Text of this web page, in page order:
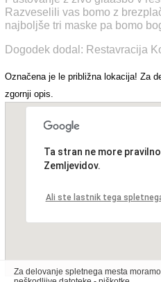
Razveselili vas bomo z
najboljše tri maske pa bomo
Dogodek dodal: Restavracija
Označena je le približna lokacija! Za
zgornji opis.
Ta stran ne more
Zemljevidov.
Ali ste lastnik tega
Za delovanje spletnega mesta